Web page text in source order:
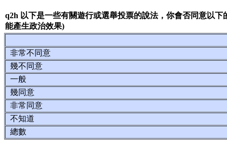
q2h 以下是一些有關遊行或選舉投票的說法，你會否同意以
能產生政治效果)
非常不同意
幾不同意
一般
幾同意
非常同意
不知道
總數